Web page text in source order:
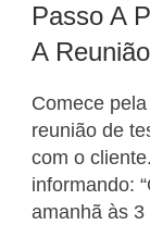
Passo A
A
Comece
reunião de
com o
informando:
amanhã às 3